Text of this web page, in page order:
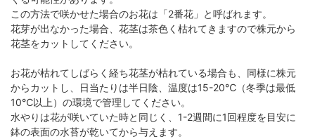
この方法で咲かせた場合のお花は「2番花」と呼ばれます。
花芽が出なかった場合、花茎は茶色く枯れてきますので株元から
花茎をカットしてください。
お花が枯れてしばらく経ち花茎が枯れている場合も、同様に株元
からカットし、日当たりは半日陰、温度は15-20℃（冬季は最低
10℃以上）の環境で管理してください。
水やりは花が咲いていた時と同じく、1-2週間に1回程度を目安に
鉢の表面の水苔が乾いてから与えます。